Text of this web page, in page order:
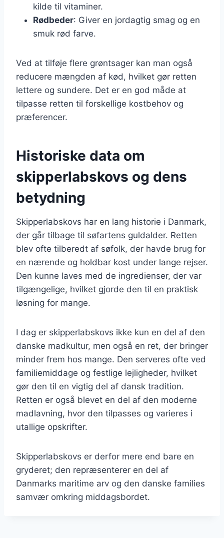
kilde til vitaminer.
Rødbeder: Giver en jordagtig smag og en
smuk rød farve.
Ved at tilføje flere grøntsager kan man også
reducere mængden af kød, hvilket gør retten
lettere og sundere. Det er en god måde at
tilpasse retten til forskellige kostbehov og
præferencer.
Historiske data om
skipperlabskovs og dens
betydning
Skipperlabskovs har en lang historie i Danmark,
der går tilbage til søfartens guldalder. Retten
blev ofte tilberedt af søfolk, der havde brug for
en nærende og holdbar kost under lange rejser.
Den kunne laves med de ingredienser, der var
tilgængelige, hvilket gjorde den til en praktisk
løsning for mange.
I dag er skipperlabskovs ikke kun en del af den
danske madkultur, men også en ret, der bringer
minder frem hos mange. Den serveres ofte ved
familiemiddage og festlige lejligheder, hvilket
gør den til en vigtig del af dansk tradition.
Retten er også blevet en del af den moderne
madlavning, hvor den tilpasses og varieres i
utallige opskrifter.
Skipperlabskovs er derfor mere end bare en
gryderet; den repræsenterer en del af
Danmarks maritime arv og den danske families
samvær omkring middagsbordet.